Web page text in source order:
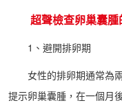
超聲檢查卵巢囊腫
1、避開排卵期
女性的排卵期通常為兩
提示卵巢囊腫，在一個月